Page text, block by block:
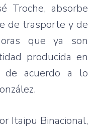
Troche,absorbe
de trasporte y de
que ya son
producida en
de acuerdo a lo
.
Itaipu Binacional,